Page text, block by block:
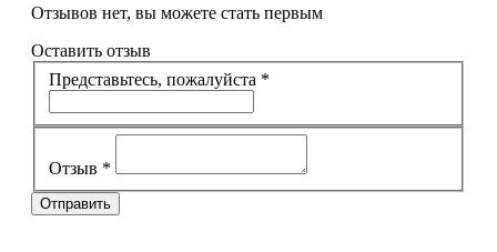
Отзывов нет, вы можете стать первым
Оставить отзыв
Представьтесь, пожалуйста *
Отзыв *